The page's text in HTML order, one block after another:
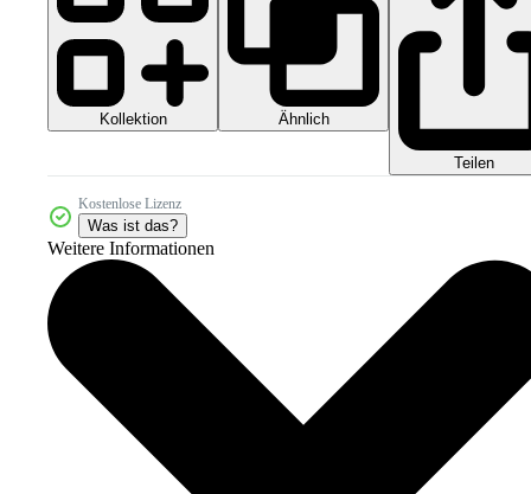
Kollektion Ähnlich
Teilen
Kostenlose Lizenz
Was ist das?
Weitere Informationen